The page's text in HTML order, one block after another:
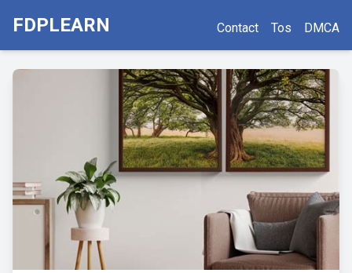
FDPLEARN Contact Tos DMCA